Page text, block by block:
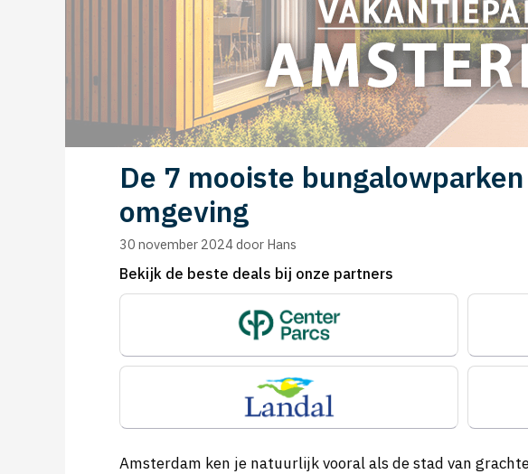
De 7 mooiste
omgeving
30 november 2024door Hans
Bekijk de beste deals bij onze partners
Amsterdam ken je natuurlijk vooral als de stad van